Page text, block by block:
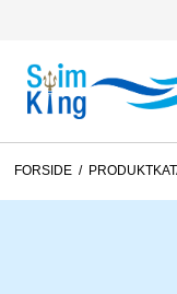
FORSIDE /